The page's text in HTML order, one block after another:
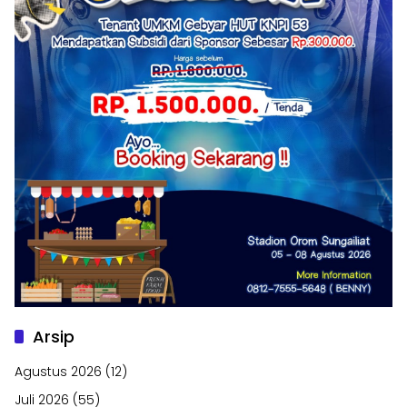
Arsip
Agustus 2026 (12)
Juli 2026 (55)